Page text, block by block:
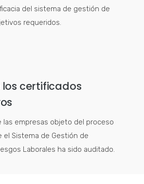
del sistema de gestión de
requeridos.
los certificados
las empresas objeto del proceso
el Sistema de Gestión de
Laborales ha sido auditado.